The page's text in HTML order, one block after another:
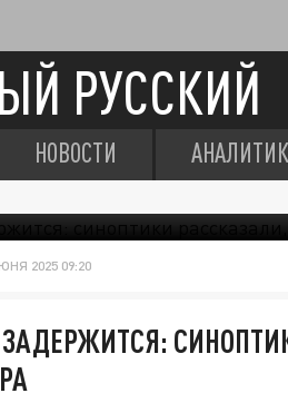
РУССКИЙ
НОВОСТИ
2025 09:20